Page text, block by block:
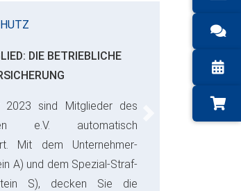
DIE BETRIEBLICHE
sind Mitglieder des
e.V. automatisch
Mit dem Unternehmer-
A) und dem Spezial-Straf-
S), decken Sie die